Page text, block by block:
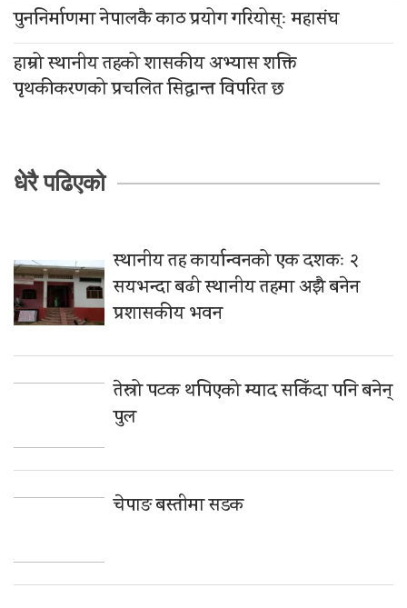
पुननिर्माणमा नेपालकै काठ प्रयोग गरियोस्ः महासंघ
हाम्रो स्थानीय तहको शासकीय अभ्यास शक्ति
पृथकीकरणको प्रचलित सिद्धान्त विपरित छ
धेरै पढिएको
स्थानीय तह कार्यान्वनको एक दशकः २
सयभन्दा बढी स्थानीय तहमा अझै बनेन
प्रशासकीय भवन
तेस्रो पटक थपिएको म्याद सकिँदा पनि बनेन्
पुल
चेपाङ बस्तीमा सडक